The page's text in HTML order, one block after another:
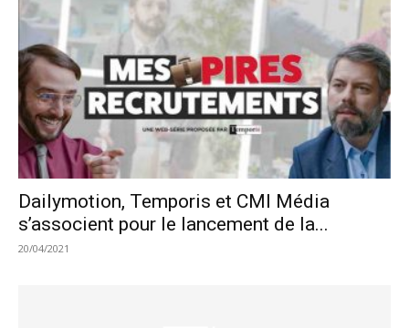
Dailymotion, Temporis et CMI Média
s’associent pour le lancement de la...
20/04/2021